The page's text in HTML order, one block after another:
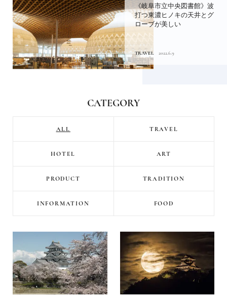
《岐阜市立中央図書館》波
打つ東濃ヒノキの天井とグ
ローブが美しい
TRAVEL 2022.6.9
CATEGORY
ALL TRAVEL
HOTEL ART
PRODUCT TRADITION
INFORMATION FOOD